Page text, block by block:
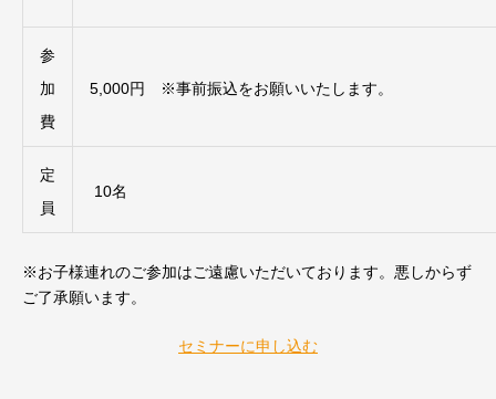
参
加
費
5,000円 ※事前振込をお願いいたします。
定
員
10名
※お子様連れのご参加はご遠慮いただいております。悪しからず
ご了承願います。
セミナーに申し込む